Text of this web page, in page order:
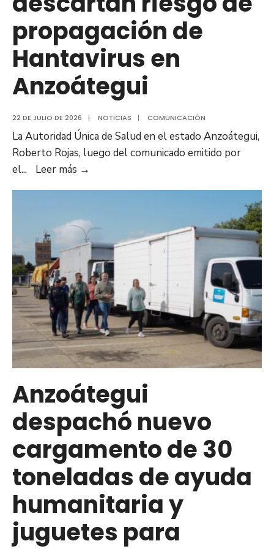
propagación de
Hantavirus en
Anzoátegui
22 DE JULIO DE 2026 | NOTICIAS | COMUNICACIÓN
La Autoridad Única de Salud en el estado Anzoátegui,
Roberto Rojas, luego del comunicado emitido por
el... Leer más →
riesgo
de
propagación
de
Hantavirus
en
Anzoátegui
Anzoátegui
despachó nuevo
cargamento de 30
toneladas de ayuda
humanitaria y
juguetes para